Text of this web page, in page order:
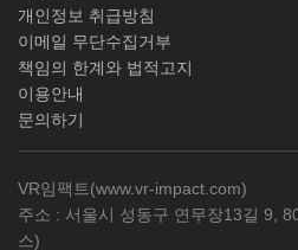
개인정보 취급방침
이메일 무단수집거부
책임의 한계와 법적고지
이용안내
문의하기
VR임팩트(www.vr-impact.com)
주소 : 서울시 성동구 연무장13길 9,
스)